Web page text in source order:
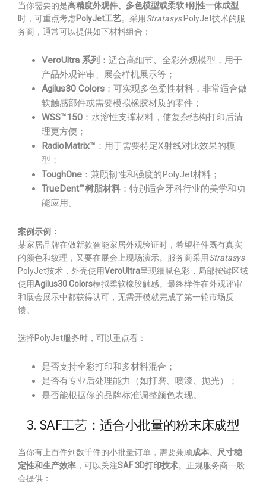
当你需要的是高精度外观件、多色模型或柔软+刚性一体成型
时，可重点考虑PolyJet工艺。采用StratasysPolyJet技术的服
务商，通常可以提供如下材料组合：
VeroUltra 系列 ：适合高细节、全彩外观模型，用于
产品外观评审、展会样机展示等；
Agilus30 Colors ：可实现多色柔性材料，非常适合做
软触感部件或需要模拟橡胶材质的零件；
WSS™150 ：水溶性支撑材料，使复杂结构打印后清
理更方便；
RadioMatrix™ ：用于需要特定X射线对比效果的模
型；
ToughOne ：兼顾韧性和强度的PolyJet材料；
TrueDent™树脂材料 ：特别适合牙科行业的美学和功
能应用。
案例示例：
某家居品牌在做新款智能家居外观验证时，希望样件既有真实
的颜色和纹理，又要在展会上现场演示。服务商采用Stratasys
PolyJet技术，外壳使用VeroUltra呈现细腻色彩，局部按键区域
使用Agilus30 Colors模拟柔软橡胶触感。最终样件在外观评审
和展会展示中都获得认可，无需开模就完成了第一轮市场反
馈。
选择PolyJet服务时，可以重点看：
是否支持全彩打印和多材料混合；
是否有专业后处理能力（如打磨、喷漆、抛光）；
是否能根据你的品牌标准调整颜色表现。
3. SAF工艺：适合小批量的粉末床成型
当你有上百件到数千件的小批量订单，需要兼顾成本、尺寸稳
定性和生产效率 ，可以关注SAF 3D打印技术。正规服务商一般
会提供：